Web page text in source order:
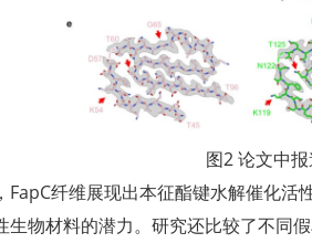
图2 论文中
FapC纤维展现出本征酯键水解催化
生物材料的潜力。研究还比较了不同